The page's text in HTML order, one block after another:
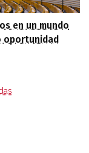
en un mundo
oportunidad